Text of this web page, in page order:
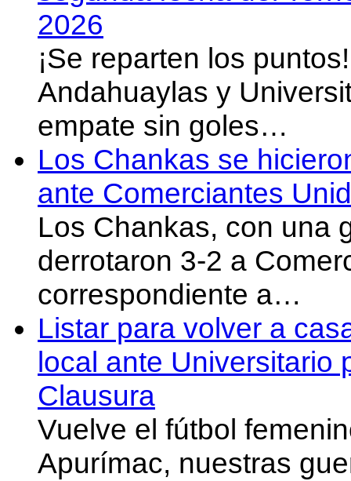
2026
¡Se reparten los
Andahuaylas y
empate sin goles…
Los Chankas se
ante Comerciantes
Los Chankas, con una
derrotaron 3-2 a
correspondiente a…
Listar para volver a
local ante Universitario
Clausura
Vuelve el fútbol
Apurímac, nuestras